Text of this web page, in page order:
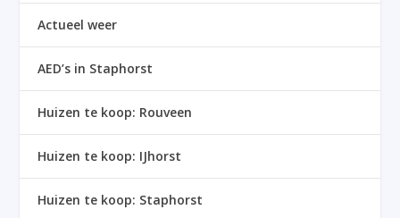
Actueel weer
AED’s in Staphorst
Huizen te koop: Rouveen
Huizen te koop: IJhorst
Huizen te koop: Staphorst